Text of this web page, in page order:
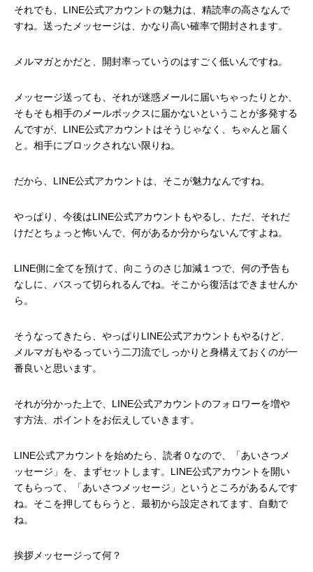
それでも、LINE公式アカウントの魅力は、精読率の高さなんで
すね。送ったメッセージは、かなり高い確率で開封されます。
メルマガとかだと、開封率っていうのはすごく低いんですね。
メッセージ送っても、それが迷惑メールに届いちゃったりとか、
そもそも相手のメールボックスに届かないということが多発する
んですが、LINE公式アカウントはそうじゃなく、ちゃんと届く
と。相手にブロックされない限りね。
だから、LINE公式アカウントは、そこが魅力なんですね。
やっぱり、今後はLINE公式アカウントもやるし、ただ、それだ
けだとちょっと怖いんで、何があるか分からないんですよね。
LINE側に全てを預けて、向こうのさじ加減１つで、何の予告も
なしに、バスって切られるんでね。そこから復活はできませんか
ら。
そうなってきたら、やっぱりLINE公式アカウントもやるけど、
メルマガもやるっていう二刀流でしっかりと身構えておくのが一
番良いと思います。
それが分かった上で、LINE公式アカウントのフォロワーを増や
す方法、ポイントをお伝えしていきます。
LINE公式アカウントを始めたら、読者０なので、「あいさつメ
ッセージ」を、まずセットします。LINE公式アカウントを開い
てもらって、「あいさつメッセージ」というところがあるんです
ね。そこを押してもらうと、最初から設定されてます、自動で
ね。
挨拶メッセージって何？